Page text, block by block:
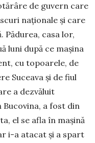
de guvern care
naționale și care
Pădurea, casa lor,
luni după ce mașina
cu topoarele, de
Suceava și de fiul
a dezvăluit
a fost din
el se afla în mașină
i-a atacat și a spart